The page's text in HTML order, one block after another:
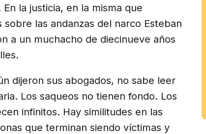
la justicia, en la misma que
las andanzas del narco Esteban
a un muchacho de diecinueve años
dijeron sus abogados, no sabe leer
Los saqueos no tienen fondo. Los
infinitos. Hay similitudes en las
que terminan siendo víctimas y